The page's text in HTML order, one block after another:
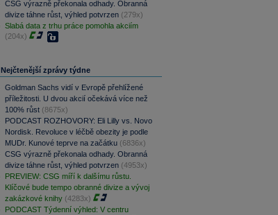
CSG výrazně překonala odhady. Obranná
divize táhne růst, výhled potvrzen (279x)
Slabá data z trhu práce pomohla akciím
(204x)
Nejčtenější zprávy týdne
Goldman Sachs vidí v Evropě přehlížené
příležitosti. U dvou akcií očekává více než
100% růst (8675x)
PODCAST ROZHOVORY: Eli Lilly vs. Novo
Nordisk. Revoluce v léčbě obezity je podle
MUDr. Kunové teprve na začátku (6836x)
CSG výrazně překonala odhady. Obranná
divize táhne růst, výhled potvrzen (4953x)
PREVIEW: CSG míří k dalšímu růstu.
Klíčové bude tempo obranné divize a vývoj
zakázkové knihy (4283x)
PODCAST Týdenní výhled: V centru